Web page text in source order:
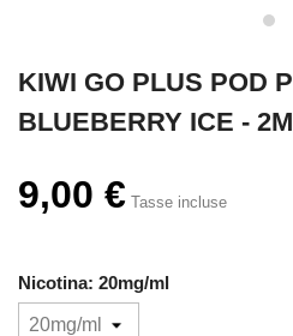
KIWI GO PLUS POD
BLUEBERRY ICE -
9,00 € Tasse incluse
Nicotina: 20mg/ml